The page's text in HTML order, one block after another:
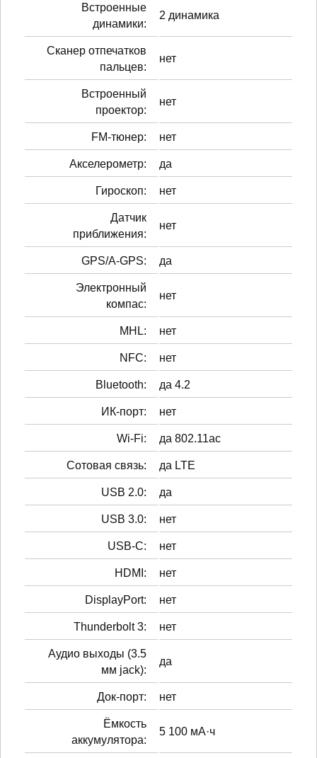
Встроенные
динамики:
2 динамика
Сканер отпечатков
пальцев:
нет
Встроенный
проектор:
нет
FM-тюнер: нет
Акселерометр: да
Гироскоп: нет
Датчик
приближения:
нет
GPS/A-GPS: да
Электронный
компас:
нет
MHL: нет
NFC: нет
Bluetooth: да 4.2
ИК-порт: нет
Wi-Fi: да 802.11ac
Сотовая связь: да LTE
USB 2.0: да
USB 3.0: нет
USB-C: нет
HDMI: нет
DisplayPort: нет
Thunderbolt 3: нет
Аудио выходы (3.5
мм jack):
да
Док-порт: нет
Ёмкость
аккумулятора:
5 100 мА·ч